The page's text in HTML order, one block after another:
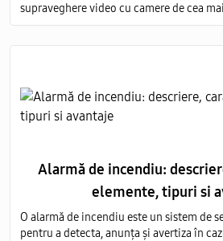
supraveghere video cu camere de cea
servicii de vanzare si montare a
Alarmă de incendiu:
elemente, tipuri si
O alarmă de incendiu este un sistem de
pentru a detecta, anunța și avertiza în